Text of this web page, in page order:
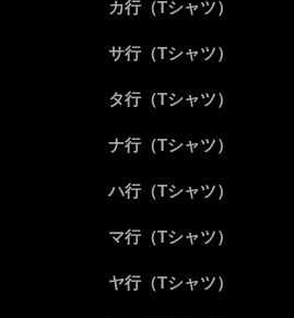
カ行（Tシャツ）
サ行（Tシャツ）
タ行（Tシャツ）
ナ行（Tシャツ）
ハ行（Tシャツ）
マ行（Tシャツ）
ヤ行（Tシャツ）